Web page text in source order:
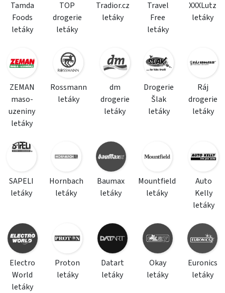
Tamda
Foods
letáky
TOP
drogerie
letáky
Tradior.cz
letáky
Travel
Free
letáky
XXXLutz
letáky
ZEMAN
maso-
uzeniny
letáky
Rossmann
letáky
dm
drogerie
letáky
Drogerie
Šlak
letáky
Ráj
drogerie
letáky
SAPELI
letáky
Hornbach
letáky
Baumax
letáky
Mountfield
letáky
Auto
Kelly
letáky
Electro
World
letáky
Proton
letáky
Datart
letáky
Okay
letáky
Euronics
letáky